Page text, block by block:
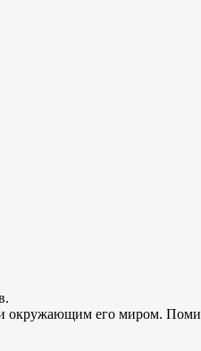
его миром.